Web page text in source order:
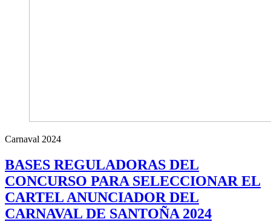
Carnaval 2024
BASES REGULADORAS DEL
CONCURSO PARA SELECCIONAR EL
CARTEL ANUNCIADOR DEL
CARNAVAL DE SANTOÑA 2024